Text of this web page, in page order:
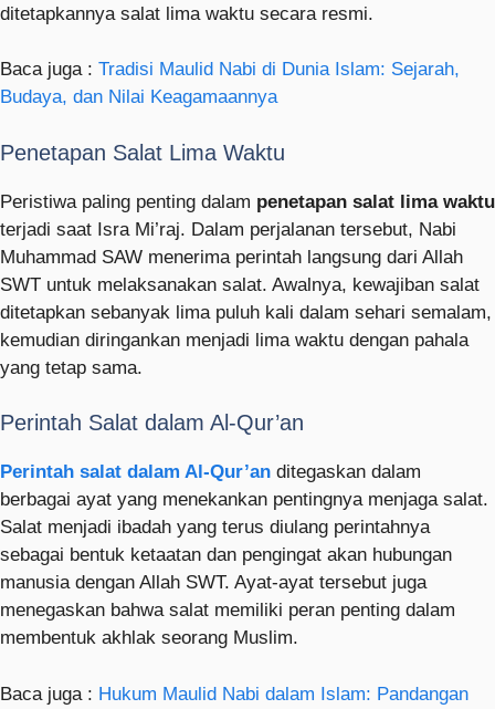
ditetapkannya salat lima waktu secara resmi.
Baca juga : Tradisi Maulid Nabi di Dunia Islam: Sejarah,
Budaya, dan Nilai Keagamaannya
Penetapan Salat Lima Waktu
Peristiwa paling penting dalam penetapan salat lima waktu
terjadi saat Isra Mi’raj. Dalam perjalanan tersebut, Nabi
Muhammad SAW menerima perintah langsung dari Allah
SWT untuk melaksanakan salat. Awalnya, kewajiban salat
ditetapkan sebanyak lima puluh kali dalam sehari semalam,
kemudian diringankan menjadi lima waktu dengan pahala
yang tetap sama.
Perintah Salat dalam Al-Qur’an
Perintah salat dalam Al-Qur’an ditegaskan dalam
berbagai ayat yang menekankan pentingnya menjaga salat.
Salat menjadi ibadah yang terus diulang perintahnya
sebagai bentuk ketaatan dan pengingat akan hubungan
manusia dengan Allah SWT. Ayat-ayat tersebut juga
menegaskan bahwa salat memiliki peran penting dalam
membentuk akhlak seorang Muslim.
Baca juga : Hukum Maulid Nabi dalam Islam: Pandangan